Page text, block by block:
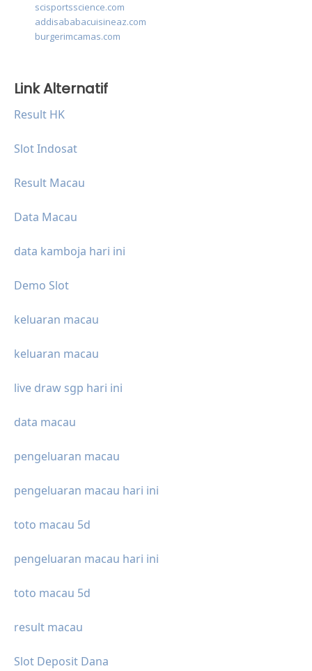
scisportsscience.com
addisababacuisineaz.com
burgerimcamas.com
Link Alternatif
Result HK
Slot Indosat
Result Macau
Data Macau
data kamboja hari ini
Demo Slot
keluaran macau
keluaran macau
live draw sgp hari ini
data macau
pengeluaran macau
pengeluaran macau hari ini
toto macau 5d
pengeluaran macau hari ini
toto macau 5d
result macau
Slot Deposit Dana